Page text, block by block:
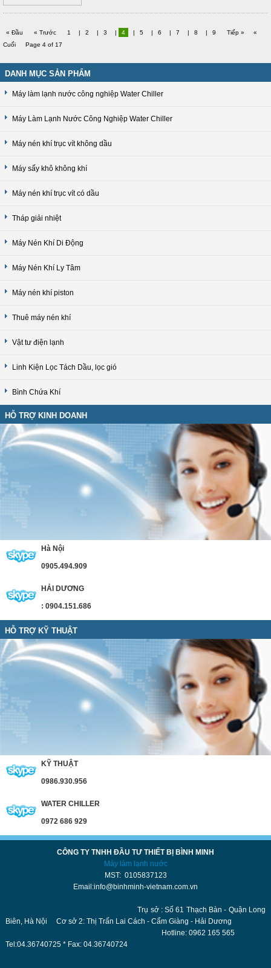
« Đầu « Trước 1 | 2 | 3 | 4 | 5 | 6 | 7 | 8 | 9 Tiếp »
«
Cuối
Page 4 of 17
DANH MỤC SẢN PHẨM
Máy làm lạnh nước công nghiệp Water Chiller
Máy Làm Lạnh Nước Công Nghiệp Water Chiller
Máy nén khí trục vít không dầu
Máy sấy khô không khí
Máy nén khí trục vít có dầu
Tháp giải nhiệt
Máy Nén Khí Di Động
Máy Nén Khí Ly Tâm
Máy nén khí piston
Thuê máy nén khí
Vật tư điện lạnh
Linh Kiện Lọc Tách Dầu, lọc gió
Bình Chứa Khí
HỖ TRỢ KINH DOANH
Hà Nội
0905.494.909
HẢI DƯƠNG
: 0904.151.686
HỖ TRỢ KỸ THUẬT
KỸ THUẬT
0986.930.956
WATER CHILLER
0972 686 929
CÔNG TY TNHH ĐẦU TƯ THIẾT BỊ BÌNH MINH
Máy làm lạnh nước
MST: 0105837123
Email:info@binhminh-vietnam.com.vn
Trụ sở : Số 61 Thạch Bàn - Quận Long
Biên, Hà Nội Cơ sở 2: Thị Trấn Lai Cách - Cẩm Giàng - Hải Dương
Hotline: 0962 165 565
Tel:04.36740725 * Fax: 04.36740724